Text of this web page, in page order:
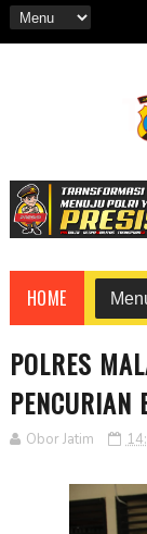
HOME
POLRES
PENCURIAN
Obor Jatim